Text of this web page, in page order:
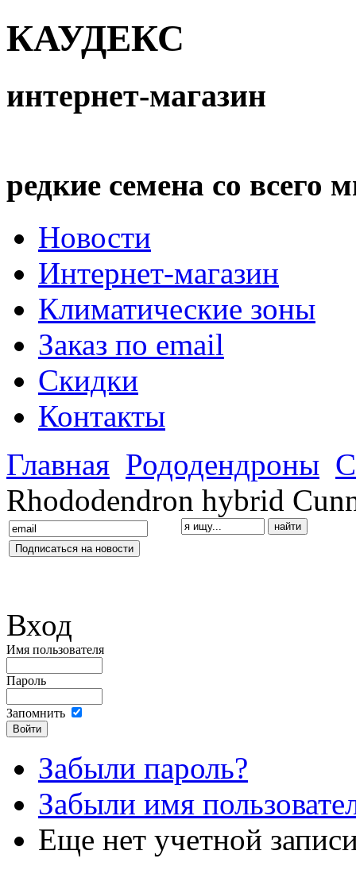
КАУДЕКС
интернет-магазин
редкие семена со всего
Новости
Интернет-магазин
Климатические зоны
Заказ по email
Скидки
Контакты
Главная Рододендроны
Rhododendron hybrid
Вход
Имя пользователя
Пароль
Запомнить
Забыли пароль?
Забыли имя
Еще нет учетной